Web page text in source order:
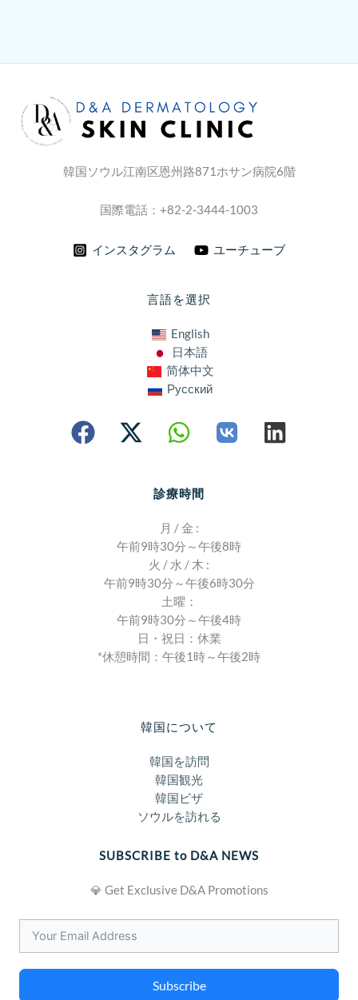
韓国ソウル江南区恩州路871ホサン病院6階
国際電話：+82-2-3444-1003
インスタグラム ユーチューブ
言語を選択
English
日本語
简体中文
Русский
診療時間
月 / 金 :
午前9時30分～午後8時
火 / 水 / 木 :
午前9時30分～午後6時30分
土曜：
午前9時30分～午後4時
日・祝日：休業
*休憩時間：午後1時～午後2時
韓国について
韓国を訪問
韓国観光
韓国ビザ
ソウルを訪れる
SUBSCRIBE to D&A NEWS
💎 Get Exclusive D&A Promotions
Subscribe